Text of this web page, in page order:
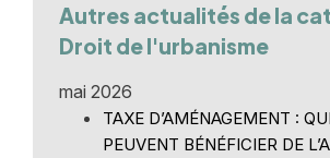
Autres actualités de la
Droit de l'urbanisme
mai 2026
TAXE D’AMÉNAGEMENT :
PEUVENT BÉNÉFICIER DE